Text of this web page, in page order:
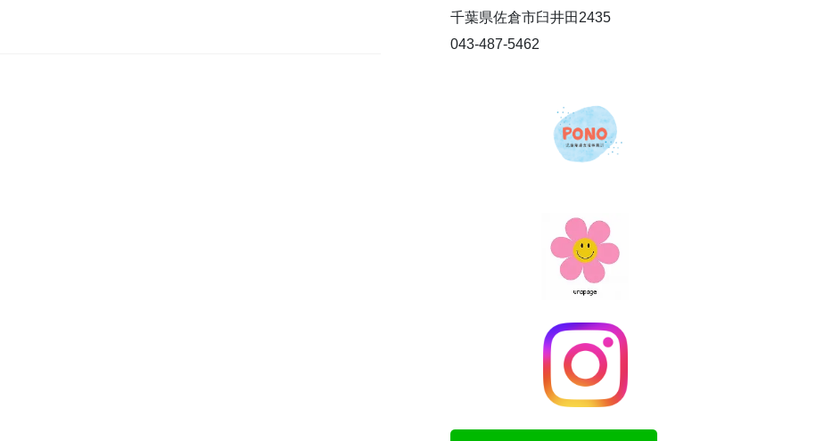
千葉県佐倉市臼井田2435
043-487-5462